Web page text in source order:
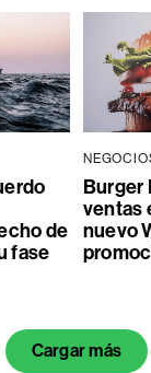
de
fase
Burger
ventas
nuevo
Cargar más